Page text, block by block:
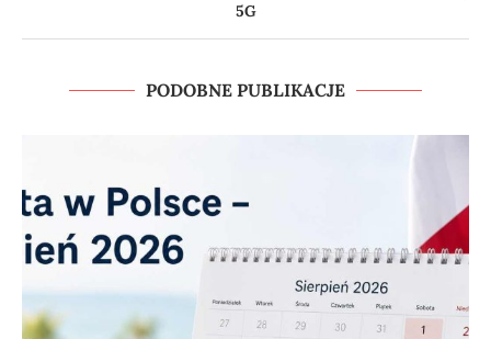
5G
PODOBNE PUBLIKACJE